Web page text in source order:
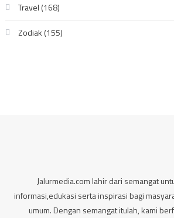
Travel (168)
Zodiak (155)
Jalurmedia.com lahir dari semangat
informasi,edukasi serta inspirasi bagi
umum. Dengan semangat itulah, kami